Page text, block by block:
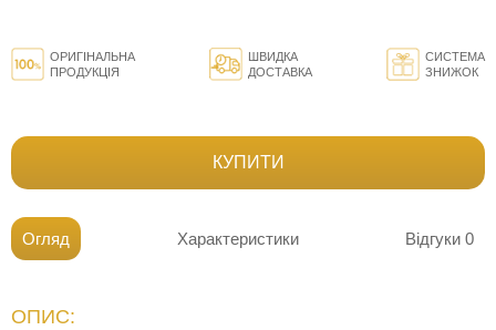
ОРИГІНАЛЬНА
ПРОДУКЦІЯ
ШВИДКА
ДОСТАВКА
СИСТЕМА
ЗНИЖОК
КУПИТИ
Огляд Характеристики Відгуки 0
ОПИС: